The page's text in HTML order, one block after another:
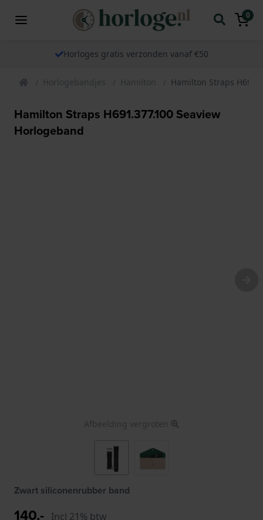
0
Horloges gratis verzonden vanaf €50
Horlogebandjes Hamilton Hamilton Straps
Hamilton Straps H691.377.100 Seaview
Horlogeband
Afbeelding vergroten
Zwart siliconenrubber band
140,- Incl 21% btw